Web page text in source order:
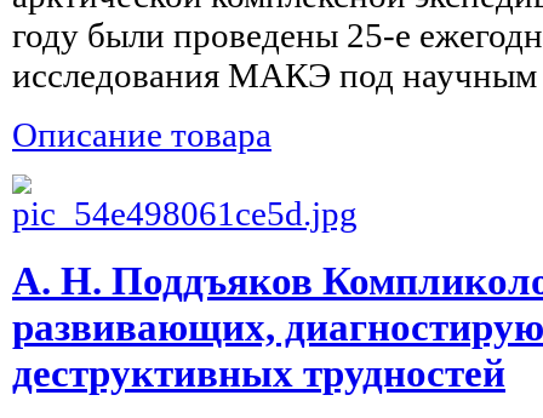
году были проведены 25-е
исследования МАКЭ под научным
Описание товара
А. Н. Поддъяков
развивающих,
деструктивных трудностей